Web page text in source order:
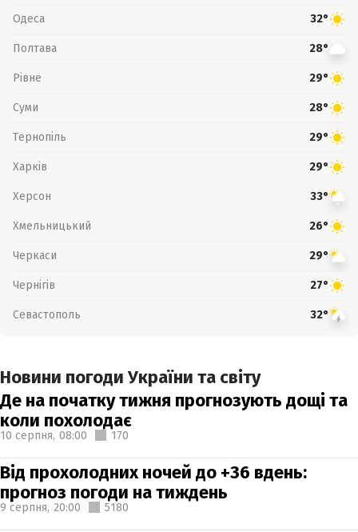
Одеса 32°
Полтава 28°
Рівне 29°
Суми 28°
Тернопіль 29°
Харків 29°
Херсон 33°
Хмельницький 26°
Черкаси 29°
Чернігів 27°
Севастополь 32°
Новини погоди України та світу
Де на початку тижня прогнозують дощі та
коли похолодає
10 серпня, 08:00 170
Від прохолодних ночей до +36 вдень:
прогноз погоди на тиждень
9 серпня, 20:00 5180